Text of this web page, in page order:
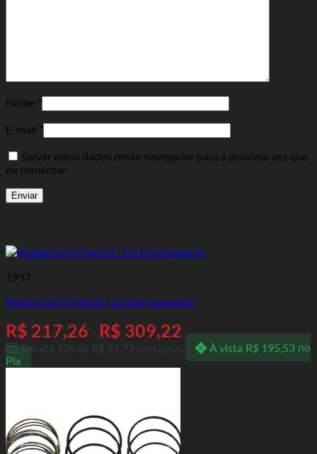
Nome *
E-mail *
Salvar meus dados neste navegador para a próxima vez que
eu comentar.
1997
Pistão Gol 97 até 01 (1.0 16v Gasolina)
R$ 217,26 - R$ 309,22
Em até 10x de R$ 21,73 sem juros À vista R$195,53 no
Pix